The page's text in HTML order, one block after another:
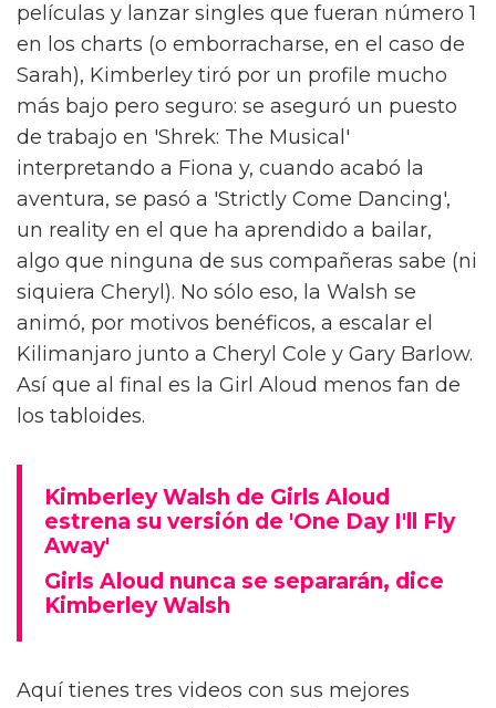
películas y lanzar singles que fueran número 1
en los charts (o emborracharse, en el caso de
Sarah), Kimberley tiró por un profile mucho
más bajo pero seguro: se aseguró un puesto
de trabajo en 'Shrek: The Musical'
interpretando a Fiona y, cuando acabó la
aventura, se pasó a 'Strictly Come Dancing',
un reality en el que ha aprendido a bailar,
algo que ninguna de sus compañeras sabe (ni
siquiera Cheryl). No sólo eso, la Walsh se
animó, por motivos benéficos, a escalar el
Kilimanjaro junto a Cheryl Cole y Gary Barlow.
Así que al final es la Girl Aloud menos fan de
los tabloides.
Kimberley Walsh de Girls Aloud
estrena su versión de 'One Day I'll Fly
Away'
Girls Aloud nunca se separarán, dice
Kimberley Walsh
Aquí tienes tres videos con sus mejores